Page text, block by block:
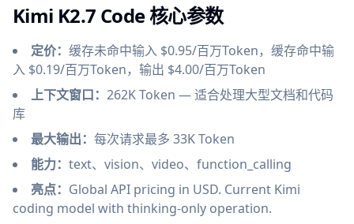
Kimi K2.7 Code 核心参数
定价： 缓存未命中输入 $0.95/百万Token，缓存命中输
入 $0.19/百万Token，输出 $4.00/百万Token
上下文窗口： 262K Token — 适合处理大型文档和代码
库
最大输出： 每次请求最多 33K Token
能力： text、vision、video、function_calling
亮点： Global API pricing in USD. Current Kimi
coding model with thinking-only operation.